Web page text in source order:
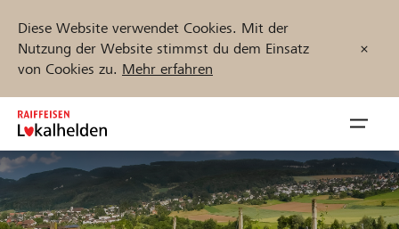
Diese Website verwendet Cookies. Mit der
Nutzung der Website stimmst du dem Einsatz
von Cookies zu. Mehr erfahren
Zum
Inhalt
springen
öffnen
Jetzt starten